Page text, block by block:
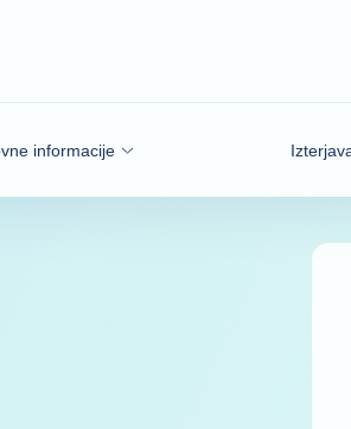
informacije